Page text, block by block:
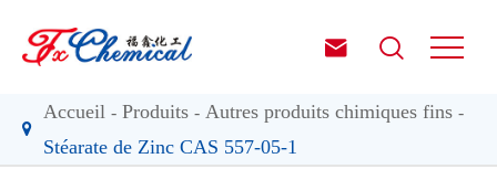
 
Accueil Produits
Autres produits chimiques fins
Stéarate de Zinc CAS 557-05-1